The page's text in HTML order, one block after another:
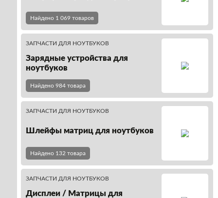
Найдено 1 069 товаров
ЗАПЧАСТИ ДЛЯ НОУТБУКОВ
Зарядные устройства для
ноутбуков
Найдено 984 товара
ЗАПЧАСТИ ДЛЯ НОУТБУКОВ
Шлейфы матриц для ноутбуков
Найдено 132 товара
ЗАПЧАСТИ ДЛЯ НОУТБУКОВ
Дисплеи / Матрицы для